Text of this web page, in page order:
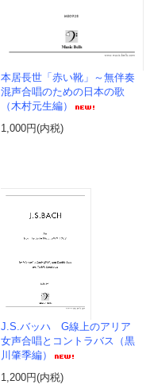
本居長世「赤い靴」～無伴奏
混声合唱のための日本の歌
（木村元生編）
1,000円(内税)
J.S.バッハ G線上のアリア
女声合唱とコントラバス（黒
川肇季編）
1,200円(内税)